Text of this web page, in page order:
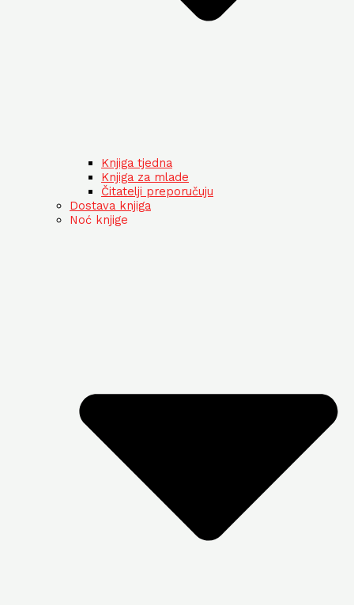
Knjiga tjedna
Knjiga za mlade
Čitatelji preporučuju
Dostava knjiga
Noć knjige